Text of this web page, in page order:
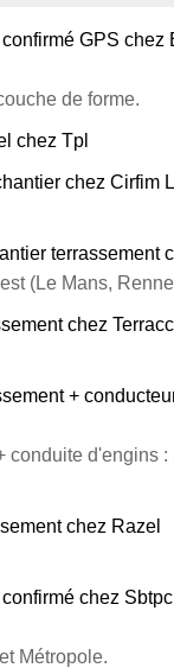
GPS chez
de forme.
chez Tpl
chez Cirfim
terrassement
(Le Mans,
chez
+
conduite d'engins
chez Razel
chez
Métropole.